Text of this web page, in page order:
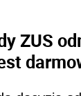
ZUS